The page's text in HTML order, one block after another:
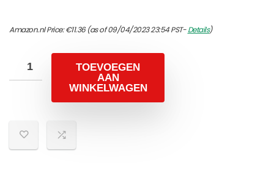
Amazon.nl Price:€11.36(as of 09/04/2023 23:54 PST-Details)
TOEVOEGEN
AAN
WINKELWAGEN